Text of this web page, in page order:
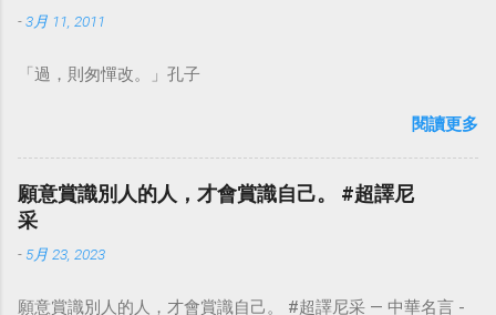
-3月 11, 2011
「過，則匆憚改。」孔子
閱讀更多
願意賞識別人的人，才會賞識自己。 #超譯尼
采
- 5月 23, 2023
願意賞識別人的人，才會賞識自己。 #超譯尼采 — 中華名言 -